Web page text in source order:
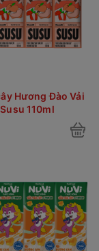
Hương Đào Vải
110ml